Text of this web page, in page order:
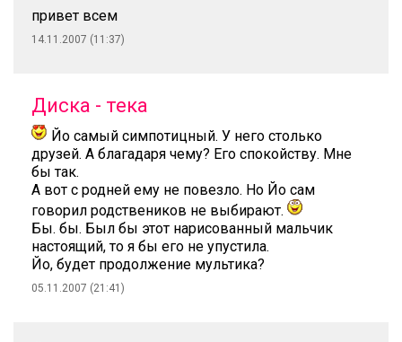
привет всем
14.11.2007 (11:37)
Диска - тека
Йо самый симпотицный. У него столько
друзей. А благадаря чему? Его спокойству. Мне
бы так.
А вот с родней ему не повезло. Но Йо сам
говорил родствеников не выбирают.
Бы. бы. Был бы этот нарисованный мальчик
настоящий, то я бы его не упустила.
Йо, будет продолжение мультика?
05.11.2007 (21:41)